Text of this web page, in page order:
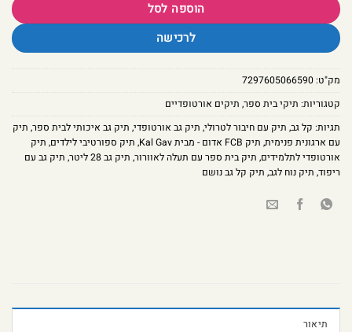
הוספה לסל
לרכישה
מק"ט:7297605066590
קטגוריות: תיקי בית ספר, תיקים אורטופדיים
תגיות: קל גב, תיק עם חיבור לטרולי, תיק גב אורטופדי, תיק גב איכותי לבית ספר, תיק
עם ארגונית פנימית, תיק FCB אדום - מבית Kal Gav , תיק ספורטיבי לילדים, תיק
אורטופדי לתלמידים, תיק בית ספר עם תעלה לאוורור, תיק גב 28 ליטר , תיק גב עם
ריפוד, תיק נוח לגב, תיק קל גב נושם
תיאור